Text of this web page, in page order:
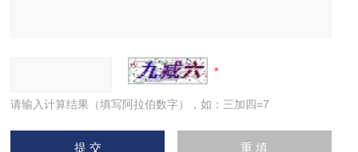
请输入计算结果（填写阿拉伯数字），如：三加四=7